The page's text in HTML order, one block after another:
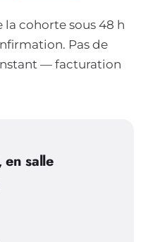
la cohorte sous 48 h
Pas de
— facturation
en salle